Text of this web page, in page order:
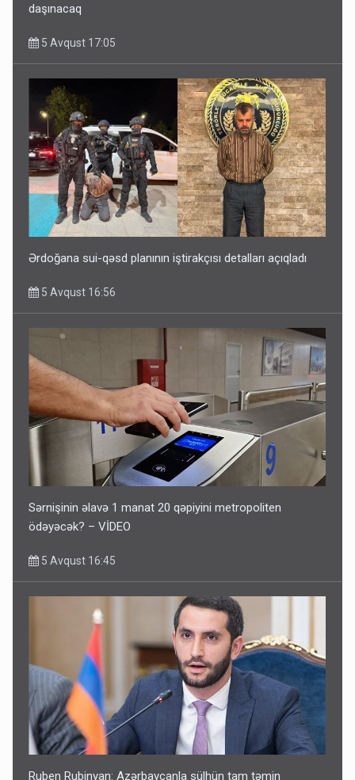
daşınacaq
5 Avqust 17:05
Ərdoğana sui-qəsd planının iştirakçısı detalları açıqladı
5 Avqust 16:56
Sərnişinin əlavə 1 manat 20 qəpiyini metropoliten
ödəyəcək? – VİDEO
5 Avqust 16:45
Ruben Rubinyan: Azərbaycanla sülhün tam təmin